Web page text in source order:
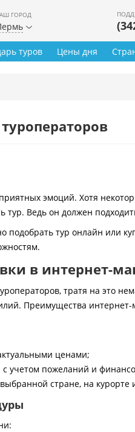
ГОРОД
туров Цены дня
эмоций. Хотя
тур. Ведь он должен
подобрать тур онлайн или
в интернет-
тратя на это
Преимущества
ценами;
учетом пожеланий и
стране, на курорте